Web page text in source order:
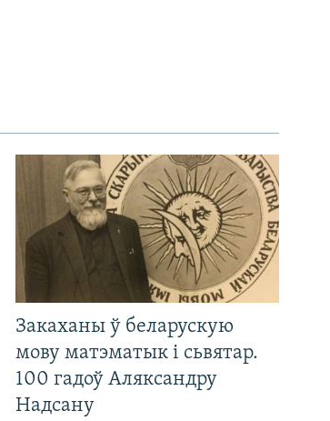
Закаханы ў беларускую
мову матэматык і сьвятар.
100 гадоў Аляксандру
Надсану